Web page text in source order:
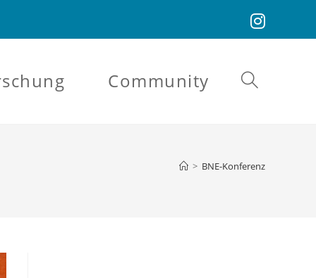
Community Website-
> BNE-Konferenz